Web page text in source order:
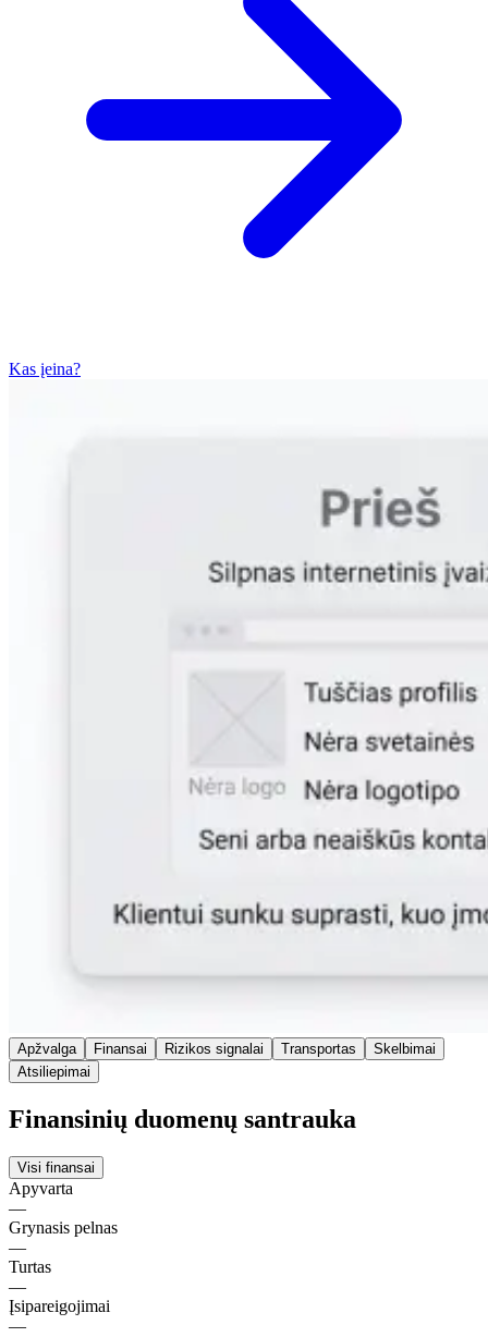
Kas įeina?
Apžvalga Finansai Rizikos signalai Transportas
Skelbimai
Atsiliepimai
Finansinių duomenų santrauka
Visi finansai
Apyvarta
—
Grynasis pelnas
—
Turtas
—
Įsipareigojimai
—